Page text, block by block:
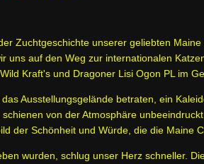
Zuchtgeschichte unserer geliebten
uns auf den Weg zur internationalen
Kraft's und Dragoner Lisi Ogon PL im
Ausstellungsgelände betraten, ein
von der Atmosphäre
der Schönheit und Würde, die die Maine
wurden, schlug unser Herz schneller.